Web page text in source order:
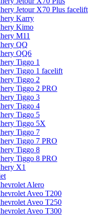
Jetour X70 Plus facelift
Karry
Kimo
M11
QQ
QQ6
Tiggo 1
Tiggo 1 facelift
Tiggo 2
Tiggo 2 PRO
Tiggo 3
Tiggo 4
Tiggo 5
Tiggo 5X
Tiggo 7
Tiggo 7 PRO
Tiggo 8
Tiggo 8 PRO
X1
Alero
Aveo T200
Aveo T250
Aveo T300